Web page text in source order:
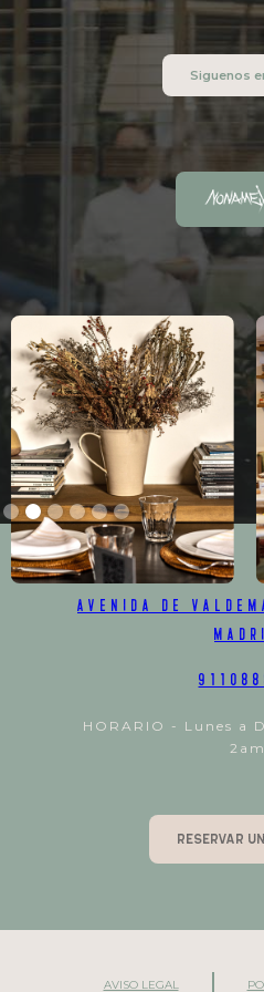
Siguenos
Avenida de
HORARIO - Lunes a
2am
RESERVAR
AVISO LEGAL